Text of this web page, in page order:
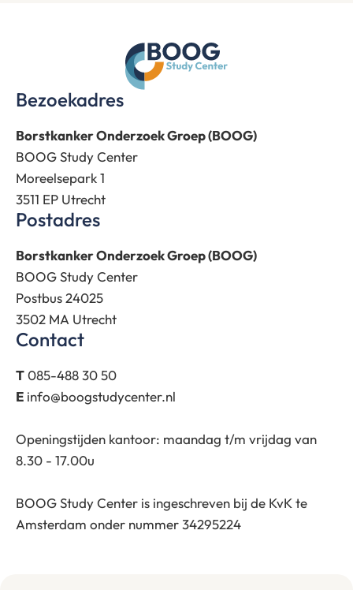
Bezoekadres
Borstkanker Onderzoek Groep (BOOG)
BOOG Study Center
Moreelsepark 1
3511 EP Utrecht
Postadres
Borstkanker Onderzoek Groep (BOOG)
BOOG Study Center
Postbus 24025
3502 MA Utrecht
Contact
T085-488 30 50
E info@boogstudycenter.nl
Openingstijden kantoor: maandag t/m vrijdag van
8.30 - 17.00u
BOOG Study Center is ingeschreven bij de KvK te
Amsterdam onder nummer 34295224